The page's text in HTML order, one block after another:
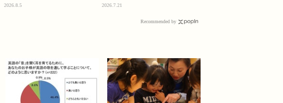
2026.8.5 2026.7.21
Recommended by